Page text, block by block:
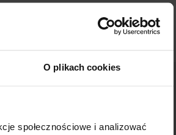
O plikach cookies
społecznościowe i analizować